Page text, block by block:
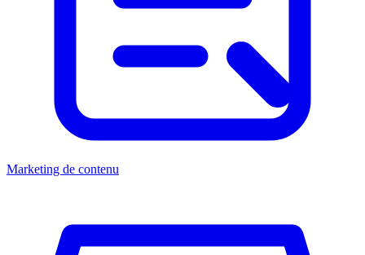
Marketing de contenu